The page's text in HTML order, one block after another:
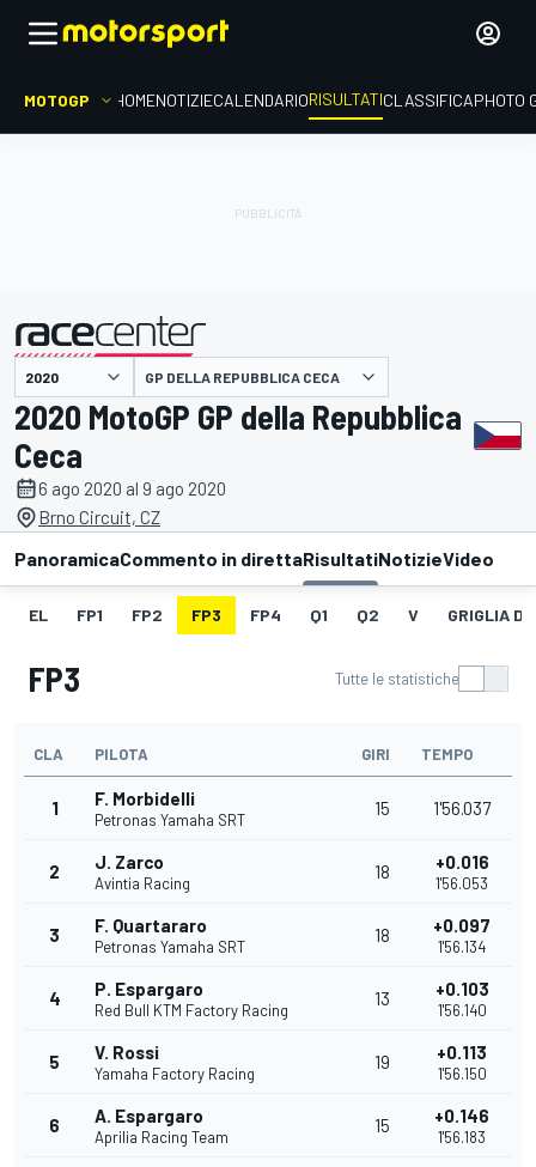
MOTOGP HOMENOTIZIECALENDARIORISULTATICLASSIFICAPHOTO
presentato da GP DELLA REPUBBLICA CECA
2020 MotoGP GP della Repubblica
Ceca
6 ago 2020 al 9 ago 2020
Brno Circuit, CZ
PanoramicaCommento in direttaRisultatiNotizieVideo
EL FP1 FP2 FP3 FP4 Q1 Q2 V GRIGLIA DI
FP3 Tutte le statistiche
CLA PILOTA GIRI TEMPO
1 F. Morbidelli
Petronas Yamaha SRT
15 1'56.037
2 J. Zarco
Avintia Racing
18 +0.016
1'56.053
3 F. Quartararo
Petronas Yamaha SRT
18 +0.097
1'56.134
4 P. Espargaro
Red Bull KTM Factory Racing
13 +0.103
1'56.140
5 V. Rossi
Yamaha Factory Racing
19 +0.113
1'56.150
6 A. Espargaro
Aprilia Racing Team
15 +0.146
1'56.183